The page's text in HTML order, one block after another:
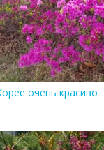
очень красиво